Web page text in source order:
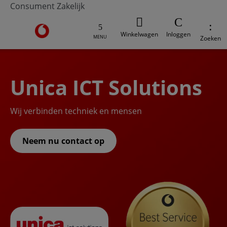
Consument Zakelijk
Ga naar de Vodafone homepage
MENU Winkelwagen Inloggen Zoeken
Unica ICT Solutions
Wij verbinden techniek en mensen
Neem nu contact op